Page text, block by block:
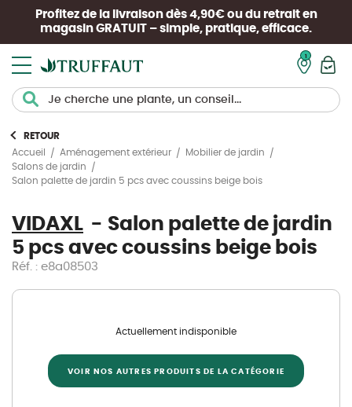
Profitez de la livraison dès 4,90€ ou du retrait en
magasin GRATUIT – simple, pratique, efficace.
RETOUR
Accueil
Aménagement extérieur
Mobilier de jardin
Salons de jardin
Salon palette de jardin 5 pcs avec coussins beige bois
VIDAXL
Salon palette de jardin
5 pcs avec coussins beige bois
Réf. : e8a08503
Actuellement indisponible
VOIR NOS AUTRES PRODUITS DE LA CATÉGORIE